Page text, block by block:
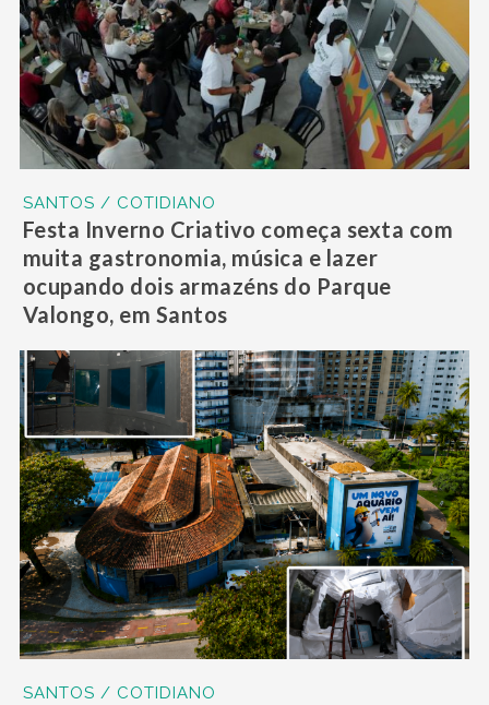
SANTOS / COTIDIANO
Festa Inverno Criativo começa sexta com
muita gastronomia, música e lazer
ocupando dois armazéns do Parque
Valongo, em Santos
SANTOS / COTIDIANO